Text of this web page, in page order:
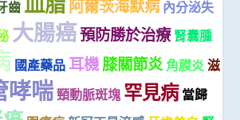
齒 阿爾茨海默病 內分泌失
大腸癌預防勝於治療 腎囊腫
國產藥品 耳機膝關節炎 角膜炎 滋
哮喘 頸動脈斑塊 罕見病 當歸